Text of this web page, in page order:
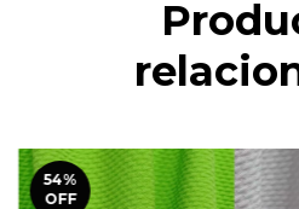
54%
OFF